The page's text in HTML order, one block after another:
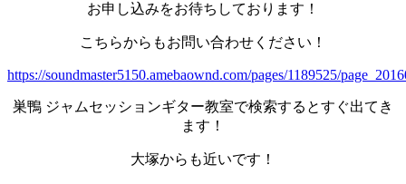
お申し込みをお待ちしております！
こちらからもお問い合わせください！
https://soundmaster5150.amebaownd.com/pages/1189525/
巣鴨 ジャムセッションギター教室で検索するとすぐ出てき
ます！
大塚からも近いです！